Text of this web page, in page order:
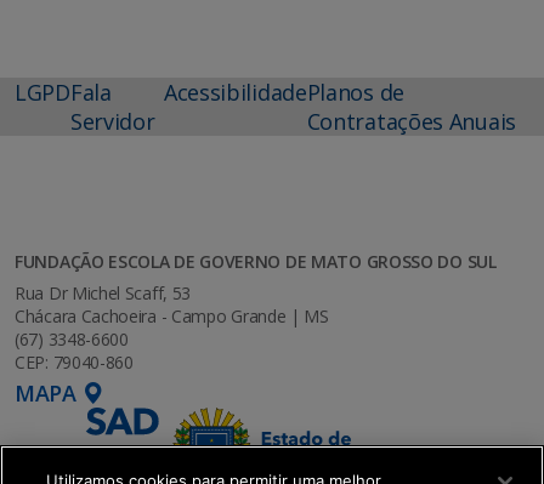
LGPDFala
Servidor
AcessibilidadePlanos de
Contratações Anuais
FUNDAÇÃO ESCOLA DE GOVERNO DE MATO GROSSO DO SUL
Rua Dr Michel Scaff, 53
Chácara Cachoeira - Campo Grande | MS
(67) 3348-6600
CEP: 79040-860
MAPA